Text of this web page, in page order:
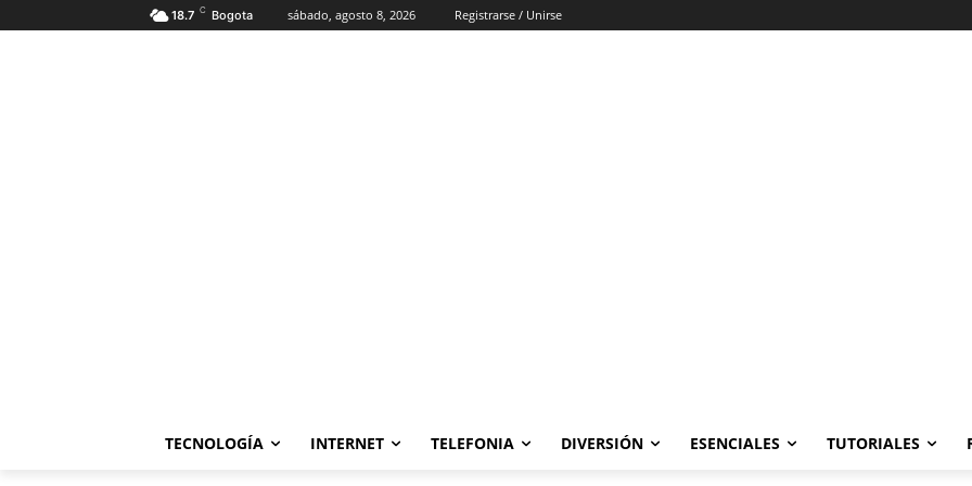
18.7 C Bogota sábado, agosto 8, 2026 Registrarse / Unirse
TECNOLOGÍA INTERNET TELEFONIA DIVERSIÓN ESENCIALES TUTORIALES